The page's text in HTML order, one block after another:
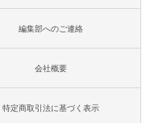
編集部へのご連絡
会社概要
特定商取引法に基づく表示